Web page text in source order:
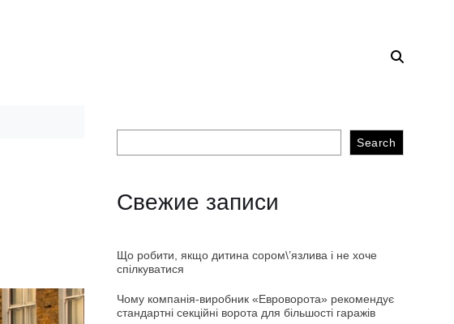
Search
Свежие записи
Що робити, якщо дитина сором\’язлива і не хоче
спілкуватися
Чому компанія-виробник «Евроворота» рекомендує
стандартні секційні ворота для більшості гаражів